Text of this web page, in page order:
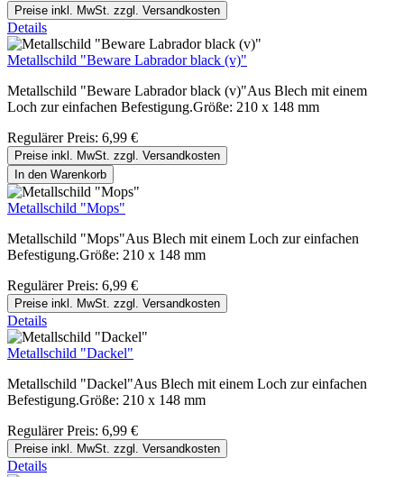
Preise inkl. MwSt. zzgl. Versandkosten
Details
Metallschild "Beware Labrador black (v)"
Metallschild "Beware Labrador black (v)"Aus Blech mit einem
Loch zur einfachen Befestigung.Größe: 210 x 148 mm
Regulärer Preis: 6,99 €
Preise inkl. MwSt. zzgl. Versandkosten
In den Warenkorb
Metallschild "Mops"
Metallschild "Mops"Aus Blech mit einem Loch zur einfachen
Befestigung.Größe: 210 x 148 mm
Regulärer Preis: 6,99 €
Preise inkl. MwSt. zzgl. Versandkosten
Details
Metallschild "Dackel"
Metallschild "Dackel"Aus Blech mit einem Loch zur einfachen
Befestigung.Größe: 210 x 148 mm
Regulärer Preis: 6,99 €
Preise inkl. MwSt. zzgl. Versandkosten
Details